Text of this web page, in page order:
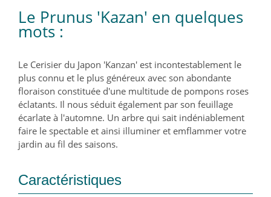
Le Prunus 'Kazan' en quelques
mots :
Le Cerisier du Japon 'Kanzan' est incontestablement le
plus connu et le plus généreux avec son abondante
floraison constituée d'une multitude de pompons roses
éclatants. Il nous séduit également par son feuillage
écarlate à l'automne. Un arbre qui sait indéniablement
faire le spectable et ainsi illuminer et emflammer votre
jardin au fil des saisons.
Caractéristiques